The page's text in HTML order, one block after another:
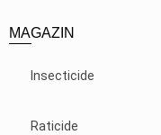
MAGAZIN
Insecticide
Raticide